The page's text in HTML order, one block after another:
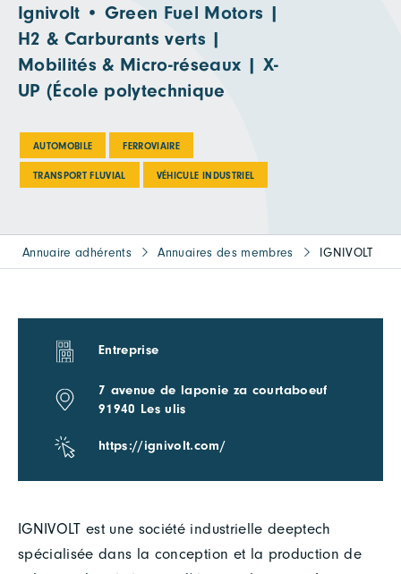
Ignivolt • Green Fuel Motors |
H2 & Carburants verts |
Mobilités & Micro-réseaux | X-
UP (École polytechnique
AUTOMOBILE FERROVIAIRE
TRANSPORT FLUVIAL VÉHICULE INDUSTRIEL
Annuaire adhérents Annuaires des membres IGNIVOLT
IGNIVOLT est une société industrielle deeptech
spécialisée dans la conception et la production de
Entreprise
7 avenue de laponie za courtaboeuf
91940 Les ulis
https://ignivolt.com/